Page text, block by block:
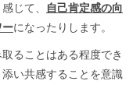
じて、
自己肯定感の向
ーになったりします。
ることはある程度でき
い共感することを意識